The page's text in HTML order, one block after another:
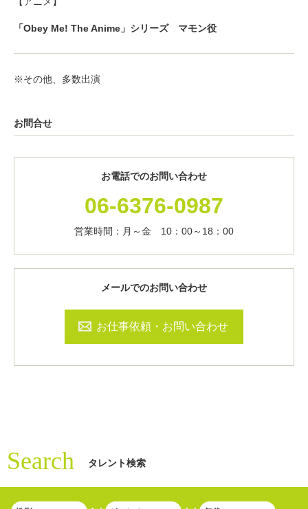
「Obey Me! The Anime」シリーズ マモン役
※その他、多数出演
お問合せ
お電話でのお問い合わせ
06-6376-0987
営業時間：月～金 10：00～18：00
メールでのお問い合わせ
お仕事依頼・お問い合わせ
Search タレント検索